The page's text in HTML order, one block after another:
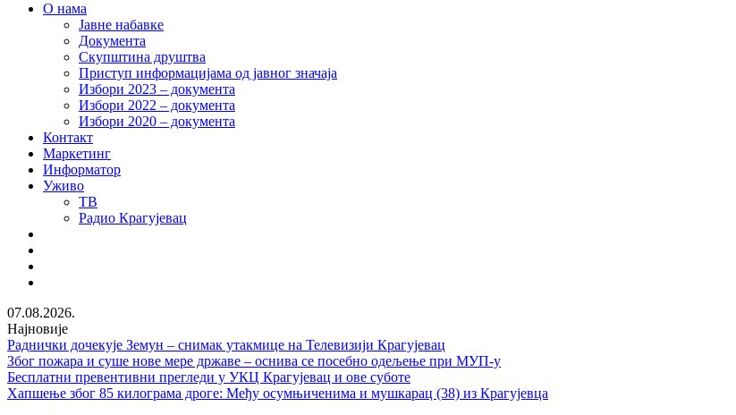
О нама
Јавне набавке
Документа
Скупштина друштва
Приступ информацијама од јавног значаја
Избори 2023 – документа
Избори 2022 – документа
Избори 2020 – документа
Контакт
Маркетинг
Информатор
Уживо
ТВ
Радио Крагујевац
07.08.2026.
Најновије
Раднички дочекује Земун – снимак утакмице на Телевизији Крагујевац
Због пожара и суше нове мере државе – оснива се посебно одељење при МУП-у
Бесплатни превентивни прегледи у УКЦ Крагујевац и ове суботе
Хапшење због 85 килограма дроге: Међу осумњиченима и мушкарац (38) из Крагујевца